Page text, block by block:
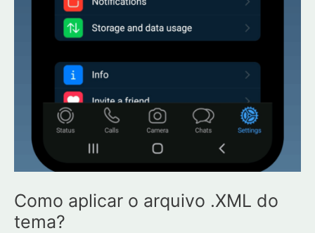
Como aplicar o arquivo .XML do
tema?